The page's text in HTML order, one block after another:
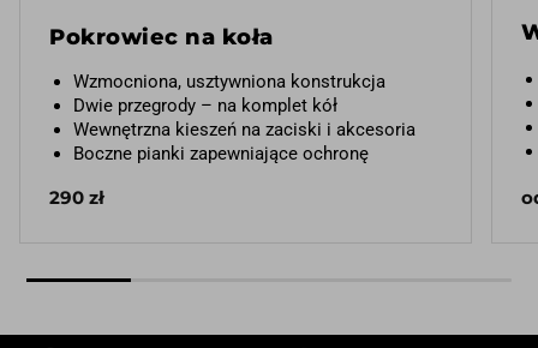
Pokrowiec na koła
Wzmocniona, usztywniona konstrukcja
Dwie przegrody – na komplet kół
Wewnętrzna kieszeń na zaciski i akcesoria
Boczne pianki zapewniające ochronę
290 zł